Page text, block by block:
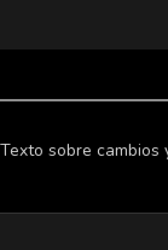
Texto sobre